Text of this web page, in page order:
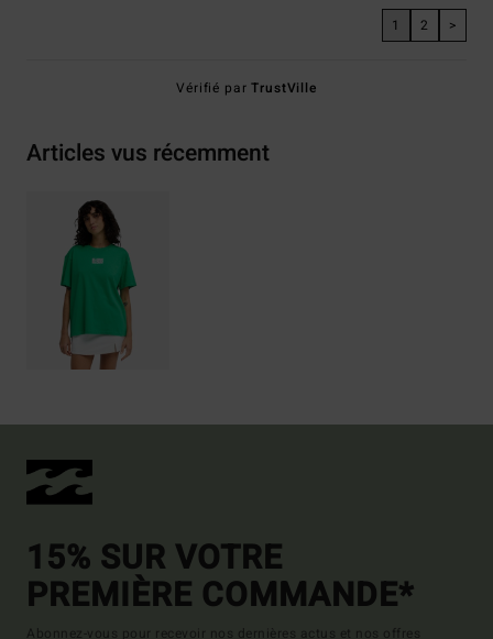
1 2 >
Vérifié parTrustVille
Articles vus récemment
15% SUR VOTRE
PREMIÈRE COMMANDE*
Abonnez-vous pour recevoir nos dernières actus et nos offres